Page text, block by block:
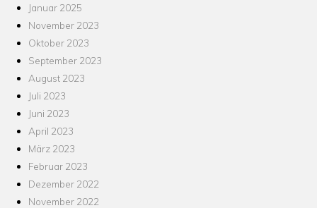
Januar 2025
November 2023
Oktober 2023
September 2023
August 2023
Juli 2023
Juni 2023
April 2023
März 2023
Februar 2023
Dezember 2022
November 2022